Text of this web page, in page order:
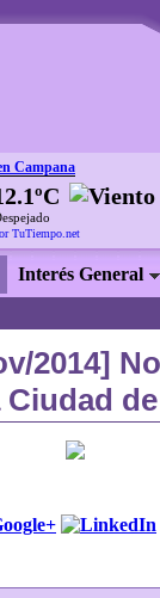
Campana
TuTiempo.net
Interés General
2014]